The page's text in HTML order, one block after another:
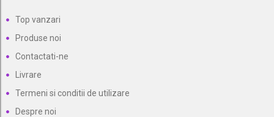
Top vanzari
Produse noi
Contactati-ne
Livrare
Termeni si conditii de utilizare
Despre noi